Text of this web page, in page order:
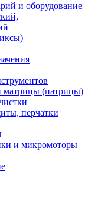
и оборудование
матрицы (патрицы)
перчатки
и микромоторы